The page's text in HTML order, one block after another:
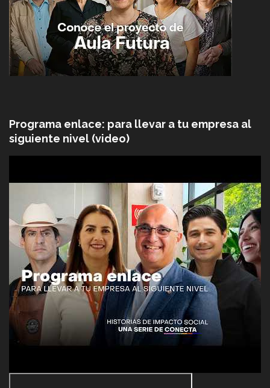
Programa enlace: para llevar a tu empresa al
siguiente nivel (video)